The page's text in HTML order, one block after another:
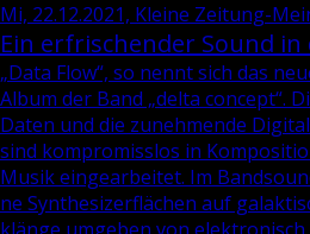
Mi, 22.12.2021, Kleine Zeitung-
Ein erfrischender Sound in
„Data Flow“, so nennt sich das
Album der Band „delta con­cept“.
Daten und die zu­neh­men­de
sind kom­pro­miss­los in
Musik ein­ge­ar­bei­tet. Im
ne Syn­the­si­zer­flä­chen auf